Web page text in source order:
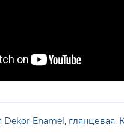
Dekor Enamel, глянцевая,